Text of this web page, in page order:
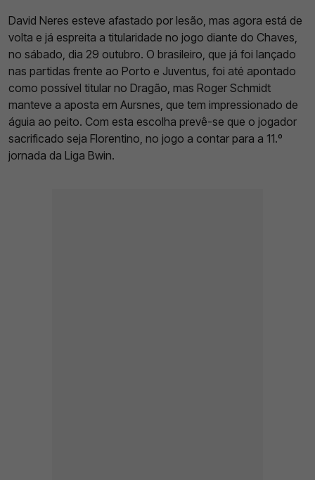
David Neres esteve afastado por lesão, mas agora está de
volta e já espreita a titularidade no jogo diante do Chaves,
no sábado, dia 29 outubro. O brasileiro, que já foi lançado
nas partidas frente ao Porto e Juventus, foi até apontado
como possível titular no Dragão, mas Roger Schmidt
manteve a aposta em Aursnes, que tem impressionado de
águia ao peito. Com esta escolha prevê-se que o jogador
sacrificado seja Florentino, no jogo a contar para a 11.º
jornada da Liga Bwin.